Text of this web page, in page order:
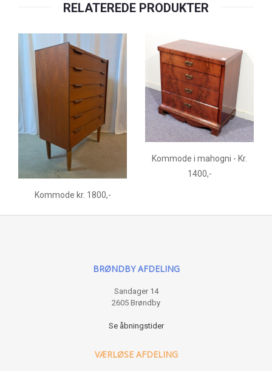
RELATEREDE PRODUKTER
Kommode kr. 1800,-
Kommode i mahogni - Kr.
1400,-
BRØNDBY AFDELING
Sandager 14
2605 Brøndby
Se åbningstider
VÆRLØSE AFDELING